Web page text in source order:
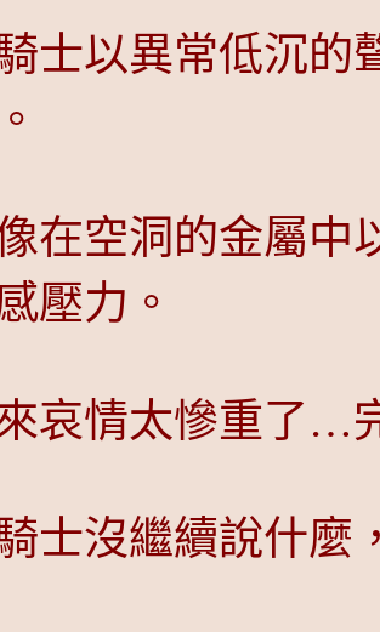
士以異常低沉的
在空洞的金屬中
壓力。
來哀情太慘重了
士沒繼續說什麼